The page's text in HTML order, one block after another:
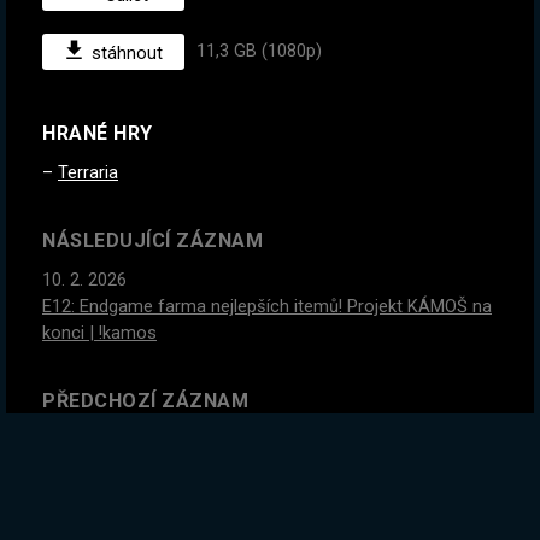
stáhnout 11,3 GB (1080p)
HRANÉ HRY
Terraria
NÁSLEDUJÍCÍ ZÁZNAM
10. 2. 2026
E12: Endgame farma nejlepších itemů! Projekt KÁMOŠ na
konci | !kamos
PŘEDCHOZÍ ZÁZNAM